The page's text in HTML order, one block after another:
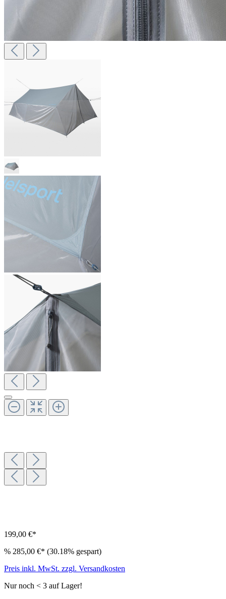
199,00 €*
% 285,00 €* (30.18% gespart)
Preis inkl. MwSt. zzgl. Versandkosten
Nur noch < 3 auf Lager!